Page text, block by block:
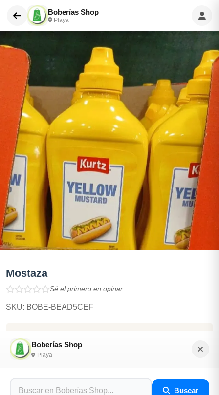
Boberías Shop
Playa
Boberías Shop
Playa
Buscar
Mostaza
Sé el primero en opinar
SKU: BOBE-BEAD5CEF
$785.00